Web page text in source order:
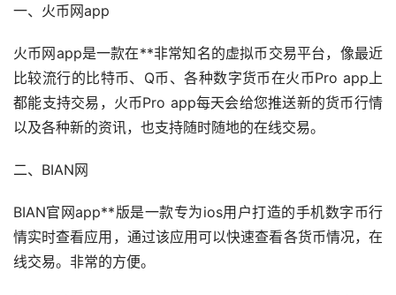
一、火币网app
火币网app是一款在**非常知名的虚拟币交易平台，像最近
比较流行的比特币、Q币、各种数字货币在火币Pro app上
都能支持交易，火币Pro app每天会给您推送新的货币行情
以及各种新的资讯，也支持随时随地的在线交易。
二、BIAN网
BIAN官网app**版是一款专为ios用户打造的手机数字币行
情实时查看应用，通过该应用可以快速查看各货币情况，在
线交易。非常的方便。